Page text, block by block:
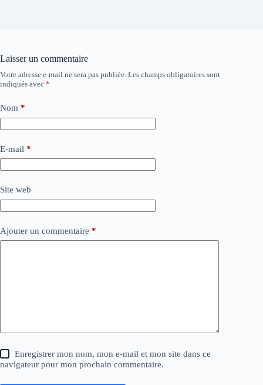
Laisser un commentaire
Votre adresse e-mail ne sera pas publiée. Les champs obligatoires sont
indiqués avec *
Nom *
E-mail *
Site web
Ajouter un commentaire *
Enregistrer mon nom, mon e-mail et mon site dans ce
navigateur pour mon prochain commentaire.